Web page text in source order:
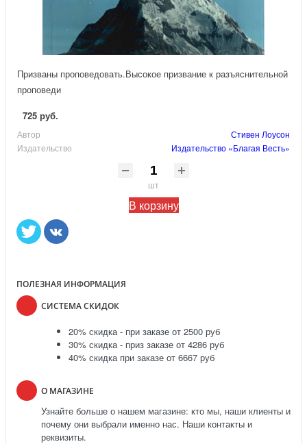
Призваны проповедовать.Высокое призвание к разъяснительной
проповеди
725 руб.
Автор
Стивен Лоусон
Издательство
Издательство «Благая Весть»
шт
В корзину
ПОЛЕЗНАЯ ИНФОРМАЦИЯ
СИСТЕМА СКИДОК
20% скидка - при заказе от 2500 руб
30% скидка - приз заказе от 4286 руб
40% скидка при заказе от 6667 руб
О МАГАЗИНЕ
Узнайте больше о нашем магазине: кто мы, наши клиенты и
почему они выбрали именно нас. Наши контакты и
реквизиты.